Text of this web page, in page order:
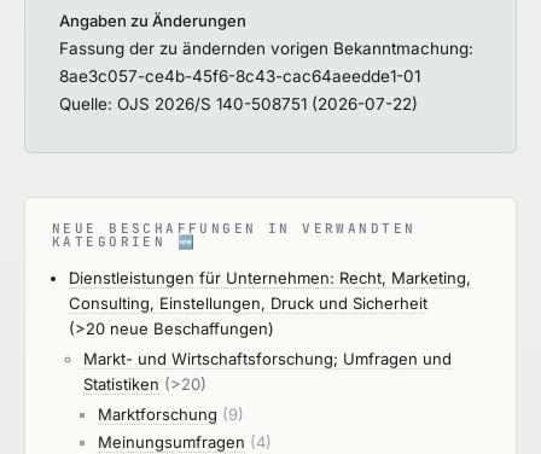
deren praktischen Anwendung erfahren
(mindestens ein Jahr berufliche Erfahrung) sind.
Angaben zu Änderungen
Fassung der zu ändernden vorigen Bekanntmachung:
8ae3c057-ce4b-45f6-8c43-cac64aeedde1-01
Quelle: OJS 2026/S 140-508751 (2026-07-22)
NEUE BESCHAFFUNGEN IN VERWANDTEN
KATEGORIEN 🆕
Dienstleistungen für Unternehmen: Recht, Marketing,
Consulting, Einstellungen, Druck und Sicherheit
(>20 neue Beschaffungen)
Markt- und Wirtschaftsforschung; Umfragen und
Statistiken (>20)
Marktforschung (9)
Meinungsumfragen (4)